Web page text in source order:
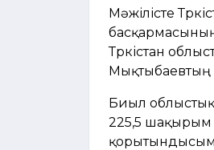
Мәжілісте
Түркістан
Мықтыбаевтың
Биыл облыстық
225,5